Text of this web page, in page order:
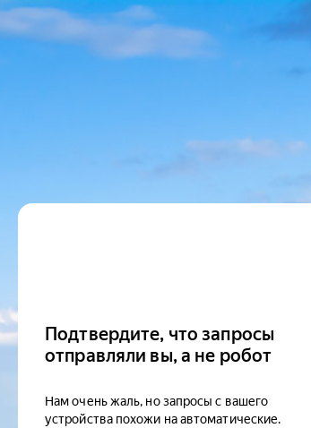
Подтвердите, что запросы
отправляли вы, а не робот
Нам очень жаль, но запросы с вашего
устройства похожи на автоматические.